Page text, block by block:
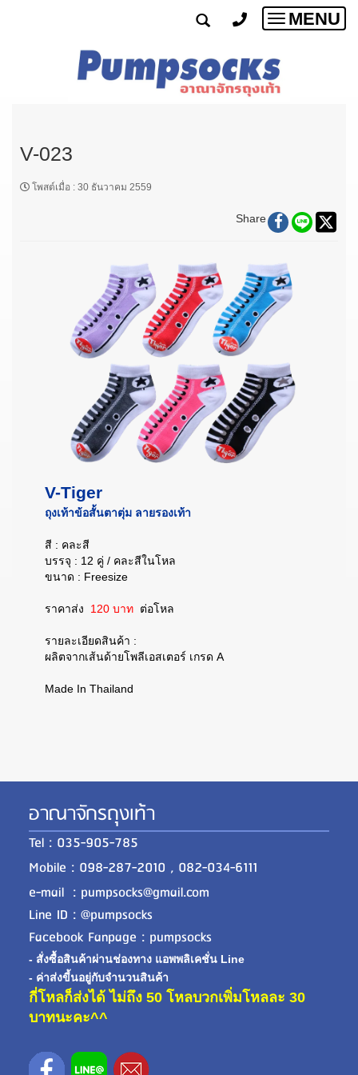
Toggle
MENU
V-023
โพสต์เมื่อ : 30 ธันวาคม 2559
Share
V-Tiger
ถุงเท้าข้อสั้นตาตุ่ม ลายรองเท้า
สี : คละสี
บรรจุ : 12 คู่ / คละสีในโหล
ขนาด : Freesize
ราคาส่ง 120 บาท ต่อโหล
รายละเอียดสินค้า :
ผลิตจากเส้นด้ายโพลีเอสเตอร์ เกรด A
Made In Thailand
อาณาจักรถุงเท้า
Tel : 035-905-785
Mobile : 098-287-2010 , 082-034-6111
e-mail : pumpsocks@gmail.com
Line ID : @pumpsocks
Facebook Fanpage : pumpsocks
- สั่งซื้อสินค้าผ่านช่องทาง แอพพลิเคชั่น Line
- ค่าส่งขี้นอยู่กับจำนวนสินค้า
กี่โหลก็ส่งได้ ไม่ถึง 50 โหลบวกเพิ่มโหลละ 30
บาทนะคะ^^